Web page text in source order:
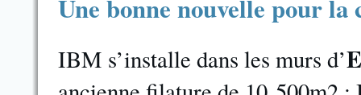
Une bonne nouvelle pour la
IBM s’installe dans les murs d’